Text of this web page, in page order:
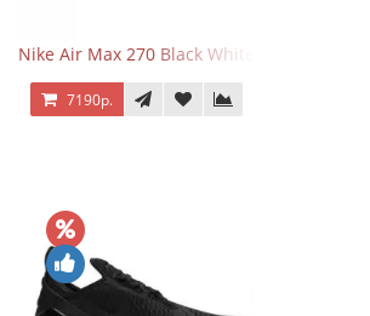
Nike Air Max 270 Black White
7190р.